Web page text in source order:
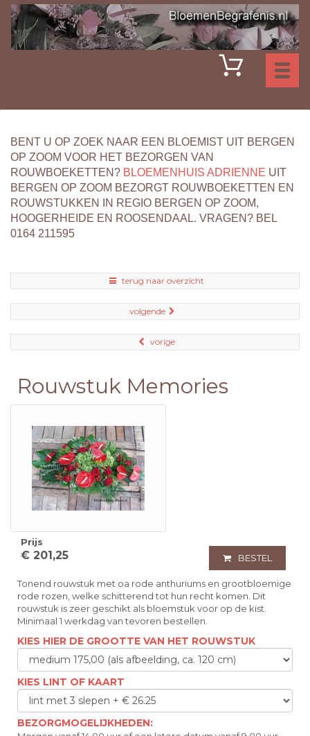
BENT U OP ZOEK NAAR EEN BLOEMIST UIT BERGEN
OP ZOOM VOOR HET BEZORGEN VAN
ROUWBOEKETTEN? BLOEMENHUIS ADRIENNE UIT
BERGEN OP ZOOM BEZORGT ROUWBOEKETTEN EN
ROUWSTUKKEN IN REGIO BERGEN OP ZOOM,
HOOGERHEIDE EN ROOSENDAAL. VRAGEN? BEL
0164 211595
terug naar overzicht
volgende
vorige
Rouwstuk Memories
Prijs
€ 201,25 BESTEL
Tonend rouwstuk met oa rode anthuriums en grootbloemige
rode rozen, welke schitterend tot hun recht komen. Dit
rouwstuk is zeer geschikt als bloemstuk voor op de kist.
Minimaal 1 werkdag van tevoren bestellen.
KIES HIER DE GROOTTE VAN HET ROUWSTUK
KIES LINT OF KAART
BEZORGMOGELIJKHEDEN: